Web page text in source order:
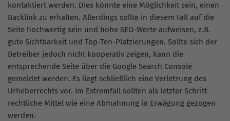
kontaktiert werden. Dies könnte eine Möglichkeit sein, einen
Backlink zu erhalten. Allerdings sollte in diesem Fall auf die
Seite hochwertig sein und hohe SEO-Werte aufweisen, z.B.
gute Sichtbarkeit und Top-Ten-Platzierungen. Sollte sich der
Betreiber jedoch nicht kooperativ zeigen, kann die
entsprechende Seite über die Google Search Console
gemeldet werden. Es liegt schließlich eine Verletzung des
Urheberrechts vor. Im Extremfall sollten als letzter Schritt
rechtliche Mittel wie eine Abmahnung in Erwägung gezogen
werden.